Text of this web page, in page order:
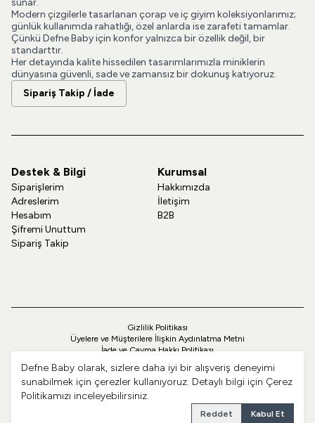
Defne Baby olarak, sizlere daha iyi bir alışveriş deneyimi
sunabilmek için çerezler kullanıyoruz. Detaylı bilgi için Çerez
Politikamızı inceleyebilirsiniz.
Reddet Kabul Et
sunar.
Modern çizgilerle tasarlanan çorap ve iç giyim koleksiyonlarımız;
günlük kullanımda rahatlığı, özel anlarda ise zarafeti tamamlar.
Çünkü Defne Baby için konfor yalnızca bir özellik değil, bir
standarttır.
Her detayında kalite hissedilen tasarımlarımızla miniklerin
dünyasına güvenli, sade ve zamansız bir dokunuş katıyoruz.
Sipariş Takip / İade
Destek & Bilgi
Siparişlerim
Adreslerim
Hesabım
Şifremi Unuttum
Sipariş Takip
Kurumsal
Hakkımızda
İletişim
B2B
Gizlilik Politikası
Üyelere ve Müşterilere İlişkin Aydınlatma Metni
İade ve Cayma Hakkı Politikası
Çerez Politikası
Üyelik Sözleşmesi
Ön Bilgilendirme Formu
Mesafeli Satış Sözleşmesi